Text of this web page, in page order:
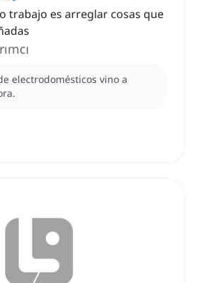
trabajo es arreglar cosas que
electrodomésticos vino a